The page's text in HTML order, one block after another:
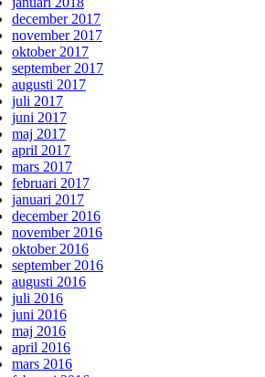
december 2017
november 2017
oktober 2017
september 2017
augusti 2017
juli 2017
juni 2017
maj 2017
april 2017
mars 2017
februari 2017
januari 2017
december 2016
november 2016
oktober 2016
september 2016
augusti 2016
juli 2016
juni 2016
maj 2016
april 2016
mars 2016